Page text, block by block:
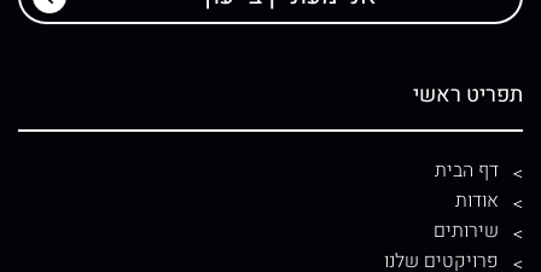
תפריט ראשי
דף הבית
אודות
שירותים
פרויקטים שלנו